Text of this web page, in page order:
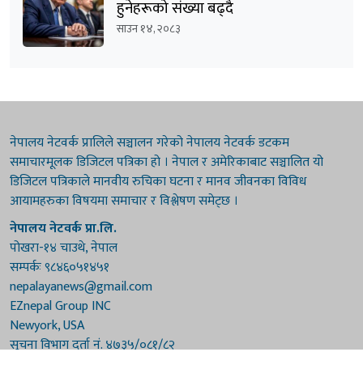
हुनेहरूको संख्या बढ्दै
साउन १४, २०८३
नेपालय नेटवर्क प्रालिले सञ्चालन गरेको नेपालय नेटवर्क डटकम
समाचारमूलक डिजिटल पत्रिका हो । नेपाल र अमेरिकाबाट सञ्चालित यो
डिजिटल पत्रिकाले मानवीय रुचिका घटना र मानव जीवनका विविध
आयामहरुका विषयमा समाचार र विश्लेषण समेट्छ ।
नेपालय नेटवर्क प्रा.लि.
पोखरा-१४ चाउथे, नेपाल
सम्पर्कः ९८४६०५१४५१
nepalayanews@gmail.com
EZnepal Group INC
Newyork, USA
सूचना विभाग दर्ता नं. ४७३५/०८१/८२